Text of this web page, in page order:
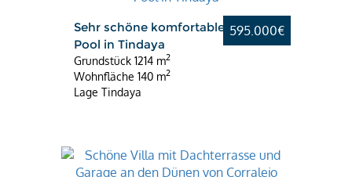
595.000€
Sehr schöne komfortable Villa mit
Pool in Tindaya
Grundstück1214 m2
Wohnfläche 140 m2
Lage Tindaya